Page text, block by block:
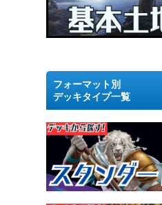
フォーマット別
デッキタイプ一覧